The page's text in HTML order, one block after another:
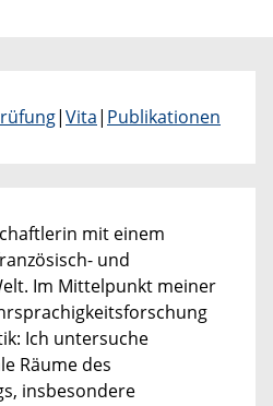
|Vita| Publikationen
mit einem
und
Im Mittelpunkt meiner
Ich untersuche
Räume des
insbesondere